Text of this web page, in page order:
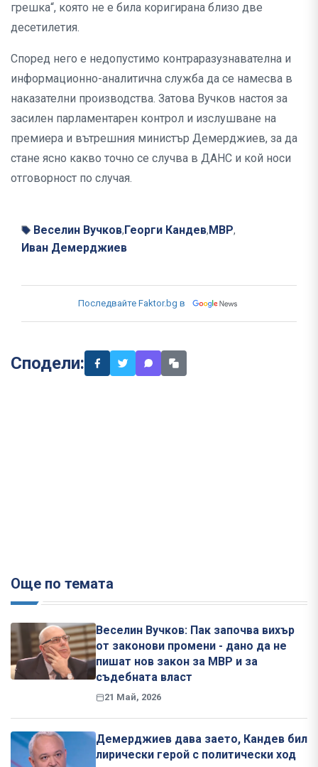
грешка“, която не е била коригирана близо две
десетилетия.
Според него е недопустимо контраразузнавателна и
информационно-аналитична служба да се намесва в
наказателни производства. Затова Вучков настоя за
засилен парламентарен контрол и изслушване на
премиера и вътрешния министър Демерджиев, за да
стане ясно какво точно се случва в ДАНС и кой носи
отговорност по случая.
Веселин Вучков, Георги Кандев, МВР,
Иван Демерджиев
Последвайте Faktor.bg в
Сподели:
Още по темата
Веселин Вучков: Пак започва вихър
от законови промени - дано да не
пишат нов закон за МВР и за
съдебната власт
21 Май, 2026
Демерджиев дава заето, Кандев бил
лирически герой с политически ход